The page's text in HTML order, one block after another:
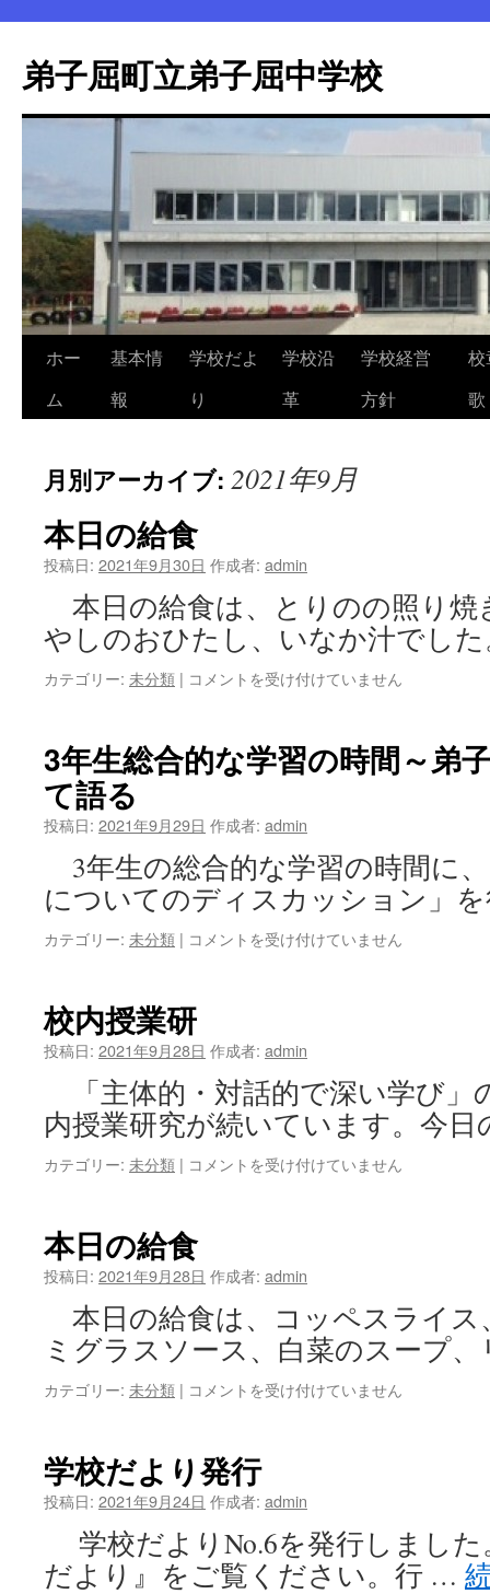
弟子屈町立弟子屈中学校
コ
ツ
へ
キ
ッ
ホー
ム
基本情
報
学校だよ
り
学校沿
革
学校経営
方針
校
歌
月別アーカイブ: 2021年9月
本日の給食
投稿日: 2021年9月30日 作成者: admin
本日の給食は、とりのの照り焼
やしのおひたし、いなか汁でし
カテゴリー: 未分類 | 本
給
食
コメントを受け付けていません
3年生総合的な学習の時間～弟
て語る
投稿日: 2021年9月29日 作成者: admin
3年生の総合的な学習の時間に
についてのディスカッション」
カテゴリー: 未分類 | 3
総
合
的
学
習
の
時
間
子
屈
町
の
魅
力
つ
語
る
は
コメントを受け付けていません
校内授業研
投稿日: 2021年9月28日 作成者: admin
「主体的・対話的で深い学び」
内授業研究が続いています。今
カテゴリー: 未分類 | 校
研
は
コメントを受け付けていません
本日の給食
投稿日: 2021年9月28日 作成者: admin
本日の給食は、コッペスライス
ミグラスソース、白菜のスープ
カテゴリー: 未分類 | 本
給
食
は
コメントを受け付けていません
学校だより発行
投稿日: 2021年9月24日 作成者: admin
学校だよりNo.6を発行しました
だより』をご覧ください。行 …